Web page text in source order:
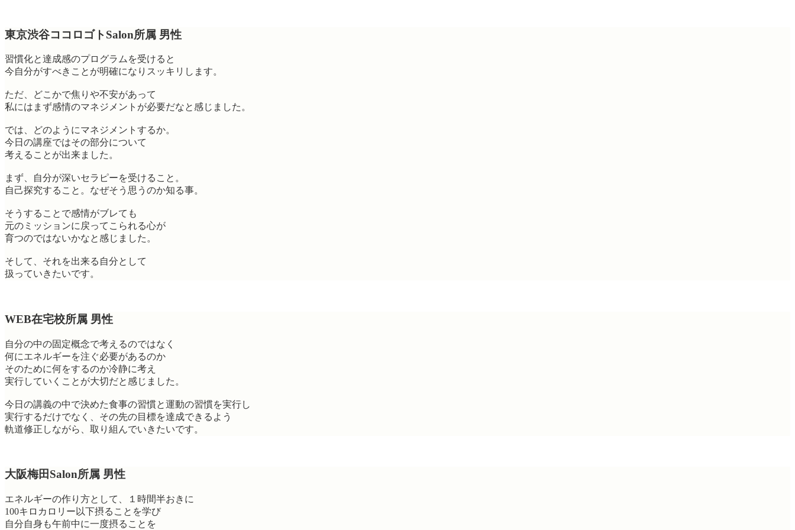
東京渋谷ココロゴトSalon所属 男性
習慣化と達成感のプログラムを受けると
今自分がすべきことが明確になりスッキリします。
ただ、どこかで焦りや不安があって
私にはまず感情のマネジメントが必要だなと感じました。
では、どのようにマネジメントするか。
今日の講座ではその部分について
考えることが出来ました。
まず、自分が深いセラピーを受けること。
自己探究すること。なぜそう思うのか知る事。
そうすることで感情がブレても
元のミッションに戻ってこられる心が
育つのではないかなと感じました。
そして、それを出来る自分として
扱っていきたいです。
WEB在宅校所属 男性
自分の中の固定概念で考えるのではなく
何にエネルギーを注ぐ必要があるのか
そのために何をするのか冷静に考え
実行していくことが大切だと感じました。
今日の講義の中で決めた食事の習慣と運動の習慣を実行し
実行するだけでなく、その先の目標を達成できるよう
軌道修正しながら、取り組んでいきたいです。
大阪梅田Salon所属 男性
エネルギーの作り方として、１時間半おきに
100キロカロリー以下摂ることを学び
自分自身も午前中に一度摂ることを